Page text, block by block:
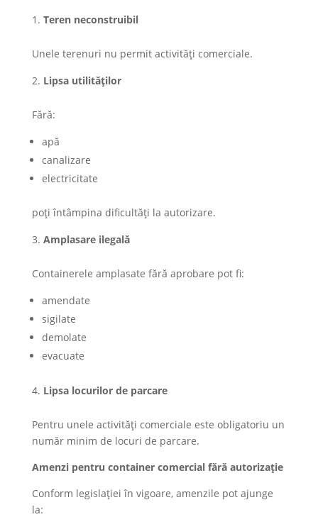
Teren neconstruibil
Unele terenuri nu permit activități comerciale.
Lipsa utilităților
Fără:
apă
canalizare
electricitate
poți întâmpina dificultăți la autorizare.
Amplasare ilegală
Containerele amplasate fără aprobare pot fi:
amendate
sigilate
demolate
evacuate
Lipsa locurilor de parcare
Pentru unele activități comerciale este obligatoriu un
număr minim de locuri de parcare.
Amenzi pentru container comercial fără autorizație
Conform legislației în vigoare, amenzile pot ajunge
la: